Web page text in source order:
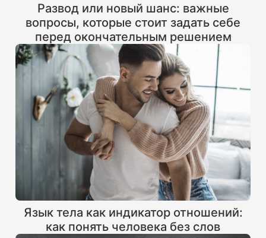
Развод или новый шанс: важные
вопросы, которые стоит задать себе
перед окончательным решением
Язык тела как индикатор отношений:
как понять человека без слов